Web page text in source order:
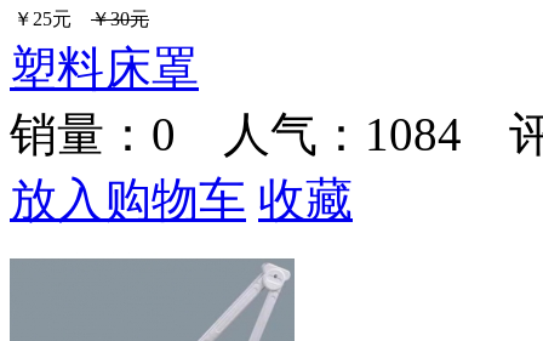
￥25元 ￥30元
塑料床罩
销量： 0 人气：1084
放入购物车 收藏